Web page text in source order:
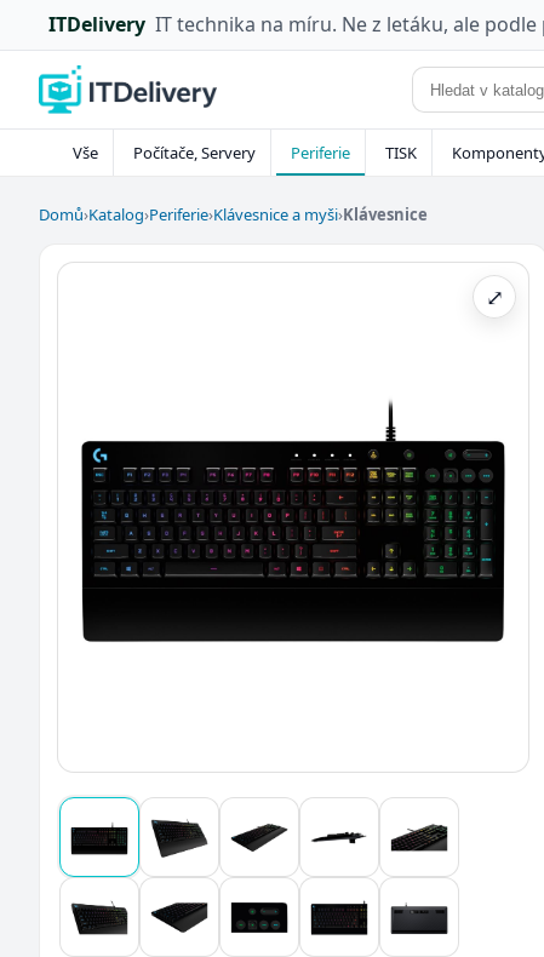
ITDelivery IT technika na míru. Ne z letáku, ale
Vše Počítače, Servery Periferie TISK
Domů›Katalog›Periferie›Klávesnice a myši›Klávesnice
⤢